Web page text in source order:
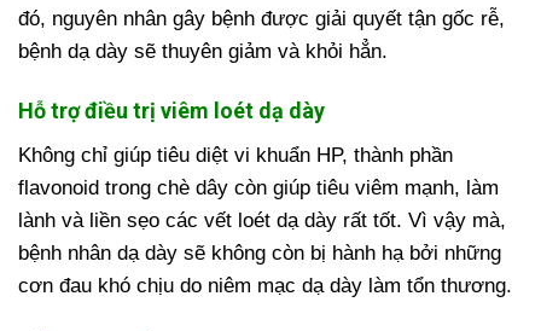
đó, nguyên nhân gây bệnh được giải quyết tận gốc rễ,
bệnh dạ dày sẽ thuyên giảm và khỏi hẳn.
Hỗ trợ điều trị viêm loét dạ dày
Không chỉ giúp tiêu diệt vi khuẩn HP, thành phần
flavonoid trong chè dây còn giúp tiêu viêm mạnh, làm
lành và liền sẹo các vết loét dạ dày rất tốt. Vì vậy mà,
bệnh nhân dạ dày sẽ không còn bị hành hạ bởi những
cơn đau khó chịu do niêm mạc dạ dày làm tổn thương.